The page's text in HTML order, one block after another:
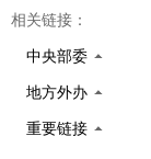
相关链接：
中央部委
地方外办
重要链接